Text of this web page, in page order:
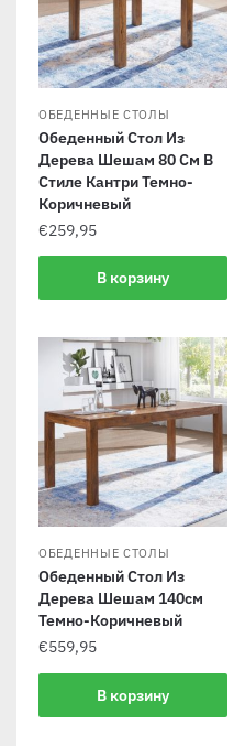
ОБЕДЕННЫЕ СТОЛЫ
Обеденный Стол Из
Дерева Шешам 80 См В
Стиле Кантри Темно-
Коричневый
€259,95
В корзину
ОБЕДЕННЫЕ СТОЛЫ
Обеденный Стол Из
Дерева Шешам 140см
Темно-Коричневый
€559,95
В корзину